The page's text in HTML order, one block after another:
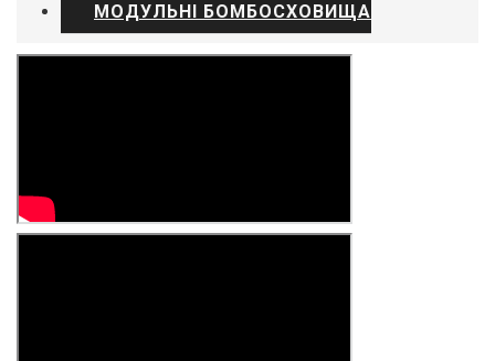
МОДУЛЬНІ БОМБОСХОВИЩА